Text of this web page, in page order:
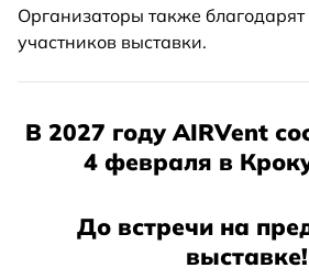
Организаторы также благодарят
участников выставки.
В 2027 году AIRVent
4 февраля в
До встречи на
выставке!